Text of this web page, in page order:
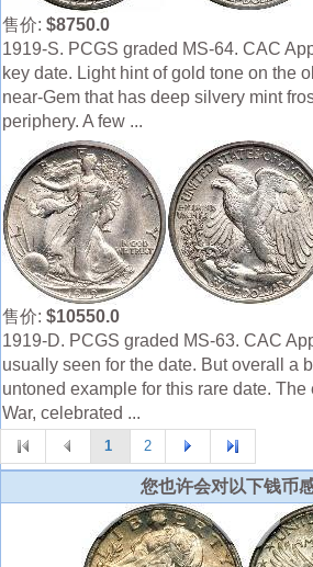
售价: $8750.0
1919-S. PCGS graded MS-64. CAC
key date. Light hint of gold tone on the
near-Gem that has deep silvery mint
periphery. A few ...
售价: $10550.0
1919-D. PCGS graded MS-63. CAC
usually seen for the date. But overall a
untoned example for this rare date. The
War, celebrated ...
1 2
您也许会对以下钱币